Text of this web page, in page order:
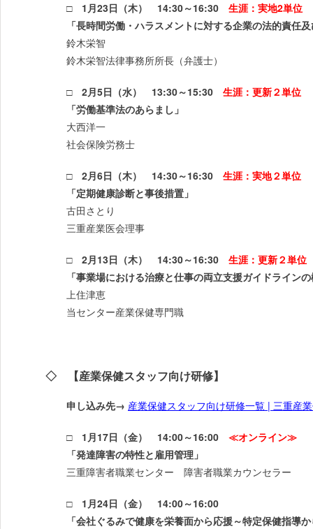
□ 1月23日（木） 14:30～16:30 生涯：実地2単位
「長時間労働・ハラスメントに対する企業の法的責任
鈴木栄智
鈴木栄智法律事務所所長（弁護士）
□ 2月5日（水） 13:30～15:30 生涯：更新２単位
「労働基準法のあらまし」
大西洋一
社会保険労務士
□ 2月6日（木） 14:30～16:30 生涯：実地２単位
「定期健康診断と事後措置」
古田さとり
三重産業医会理事
□ 2月13日（木） 14:30～16:30 生涯：更新２単位
「事業場における治療と仕事の両立支援ガイドライン
上住津恵
当センター産業保健専門職
◇ 【産業保健スタッフ向け研修】
申し込み先→ 産業保健スタッフ向け研修一覧 | 三重産
□ 1月17日（金） 14:00～16:00 ≪オンライン≫
「発達障害の特性と雇用管理」
三重障害者職業センター 障害者職業カウンセラー
□ 1月24日（金） 14:00～16:00
「会社ぐるみで健康を栄養面から応援～特定保健指導